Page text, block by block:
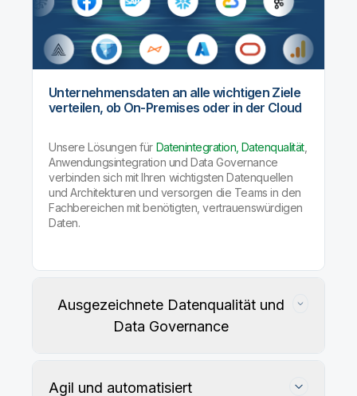
Unternehmensdaten an alle wichtigen Ziele
verteilen, ob On-Premises oder in der Cloud
Unsere Lösungen für Datenintegration, Datenqualität,
Anwendungsintegration und Data Governance
verbinden sich mit Ihren wichtigsten Datenquellen
und Architekturen und versorgen die Teams in den
Fachbereichen mit benötigten, vertrauenswürdigen
Daten.
Ausgezeichnete Datenqualität und
Data Governance
Agil und automatisiert